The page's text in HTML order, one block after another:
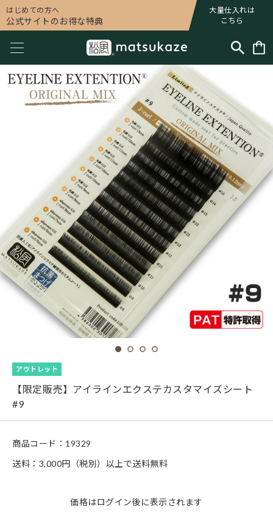
はじめての方へ
公式サイトのお得な特典
大量仕入れは
こちら
アウトレット
【限定販売】アイラインエクステカスタマイズシート
#9
商品コード： 19329
送料：3,000円（税別）以上で送料無料
価格はログイン後に表示されます